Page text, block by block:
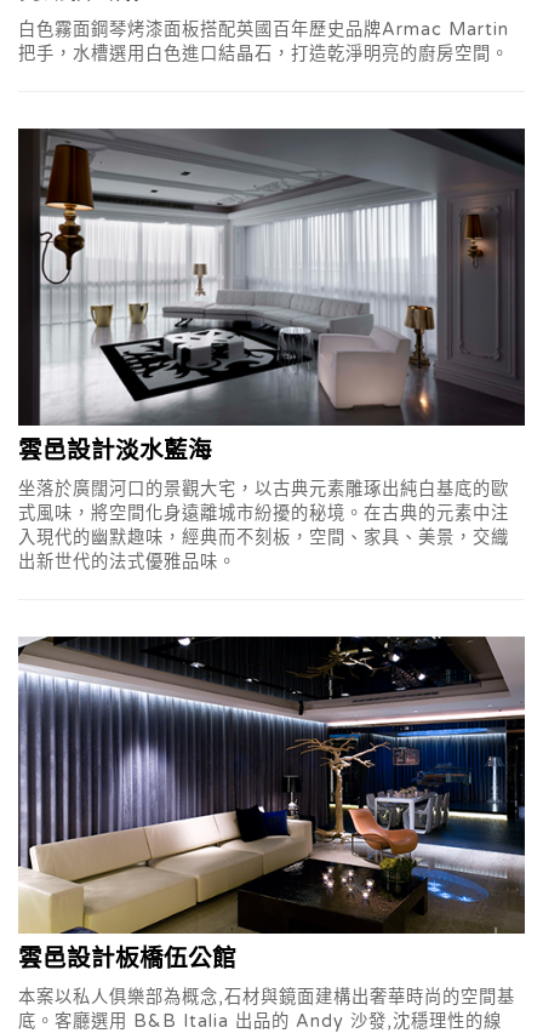
白色霧面鋼琴烤漆面板搭配英國百年歷史品牌Armac Martin
把手，水槽選用白色進口結晶石，打造乾淨明亮的廚房空間。
雲邑設計淡水藍海
坐落於廣闊河口的景觀大宅，以古典元素雕琢出純白基底的歐
式風味，將空間化身遠離城市紛擾的秘境。在古典的元素中注
入現代的幽默趣味，經典而不刻板，空間、家具、美景，交織
出新世代的法式優雅品味。
雲邑設計板橋伍公館
本案以私人俱樂部為概念,石材與鏡面建構出奢華時尚的空間基
底。客廳選用 B&B Italia 出品的 Andy 沙發,沈穩理性的線